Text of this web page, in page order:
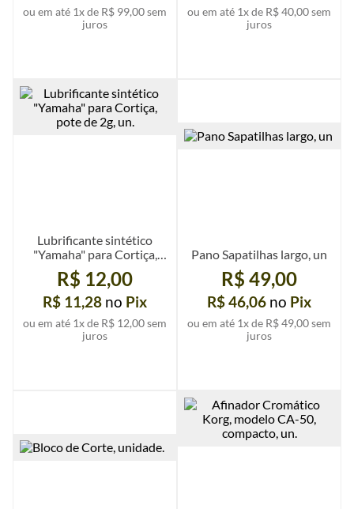
ou em até 1x de R$ 99,00sem
juros
Ver mais detalhes
ou em até 1x de R$ 40,00sem
juros
Lubrificante sintético
"Yamaha" para Cortiça,
pote de 2g, un.
R$ 12,00
R$ 11,28 no Pix
ou em até 1x de R$ 12,00sem
juros
Pano Sapatilhas largo, un
R$ 49,00
R$ 46,06 no Pix
ou em até 1x de R$ 49,00sem
juros
Ver mais detalhes